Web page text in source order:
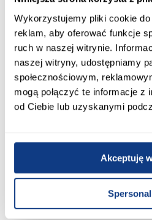
Wykorzystujemy pliki cookie
reklam, aby oferować funkcje
ruch w naszej witrynie.
naszej witryny, udostępniamy
społecznościowym,
mogą połączyć te informacje
od Ciebie lub uzyskanymi
Akceptuję
Głębokość [cm]:
91.00
Wysokość [cm]:
74.00
Szerokość pow. spania [cm]:
Długość pow. spania [cm]: